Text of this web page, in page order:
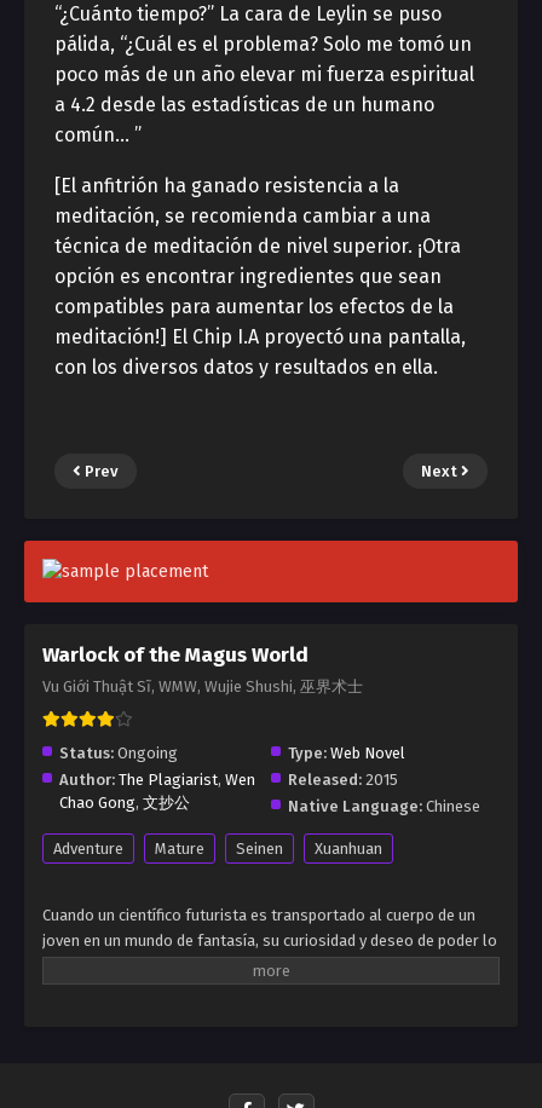
“¿Cuánto tiempo?” La cara de Leylin se puso
pálida, “¿Cuál es el problema? Solo me tomó un
poco más de un año elevar mi fuerza espiritual
a 4.2 desde las estadísticas de un humano
común… ”
[El anfitrión ha ganado resistencia a la
meditación, se recomienda cambiar a una
técnica de meditación de nivel superior. ¡Otra
opción es encontrar ingredientes que sean
compatibles para aumentar los efectos de la
meditación!] El Chip I.A proyectó una pantalla,
con los diversos datos y resultados en ella.
Prev Next
Warlock of the Magus World
Vu Giới Thuật Sĩ, WMW, Wujie Shushi, 巫界术士
Status: Ongoing Type: Web Novel
Author: The Plagiarist, Wen
Chao Gong, 文抄公
Released: 2015
Native Language: Chinese
Adventure Mature Seinen Xuanhuan
Cuando un científico futurista es transportado al cuerpo de un
joven en un mundo de fantasía, su curiosidad y deseo de poder lo
impulsan a perseguir la magia. En un mundo sin piedad, Leylin no